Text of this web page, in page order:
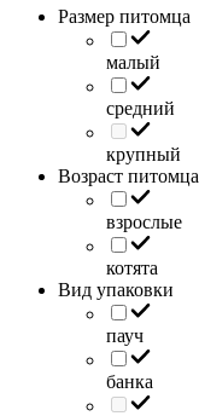
Размер питомца
малый
средний
крупный
Возраст питомца
взрослые
котята
Вид упаковки
пауч
банка